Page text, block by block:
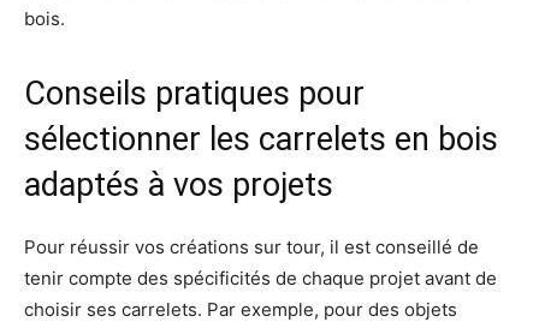
bois.
Conseils pratiques pour
sélectionner les carrelets en bois
adaptés à vos projets
Pour réussir vos créations sur tour, il est conseillé de
tenir compte des spécificités de chaque projet avant de
choisir ses carrelets. Par exemple, pour des objets